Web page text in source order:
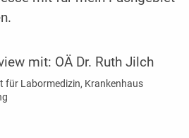
mit: OÄ Dr. Ruth Jilch
für Labormedizin, Krankenhaus